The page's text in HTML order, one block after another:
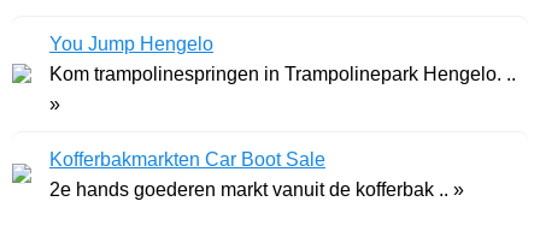
You Jump Hengelo
Kom trampolinespringen in Trampolinepark Hengelo. ..
»
Kofferbakmarkten Car Boot Sale
2e hands goederen markt vanuit de kofferbak .. »